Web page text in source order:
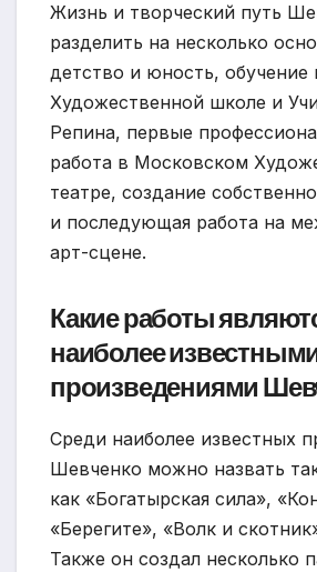
Жизнь и творческий путь
разделить на несколько
детство и юность, обучение
Художественной школе и
Репина, первые
работа в Московском
театре, создание
и последующая работа на
арт-сцене.
Какие работы
наиболее
произведениями
Среди наиболее известных
Шевченко можно назвать
как «Богатырская сила»,
«Берегите», «Волк и
Также он создал несколько